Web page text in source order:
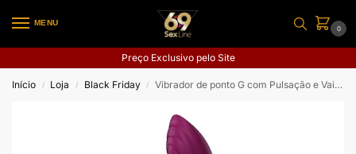
MENU
0
Preço Exclusivo pelo Site
Início / Loja / Black Friday / Vibrador de ponto G com Pulsação e Vai e Vem de Anel com Tela de LCD